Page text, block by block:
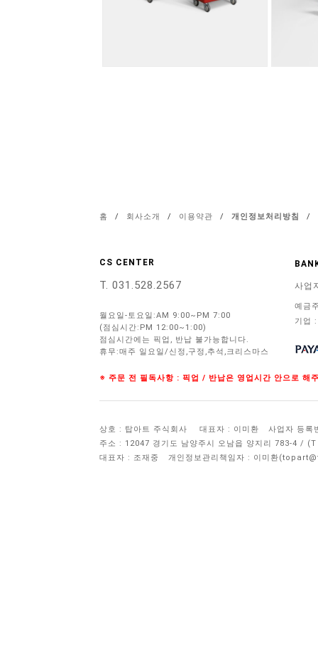
홈 / 회사소개 / 이용약관 / 개인정보처리방침 /
CS CENTER
T. 031.528.2567
월요일-토요일:AM 9:00~PM 7:00
(점심시간:PM 12:00~1:00)
점심시간에는 픽업, 반납 불가능합니다.
휴무:매주 일요일/신정,구정,추석,크리스마스
사업
예금
기업
※ 주문 전 필독사항 : 픽업 / 반납은 영업시간 안으로 해
상호 : 탑아트 주식회사 대표자 : 이미환
사업자 등록
주소 : 12047 경기도 남양주시 오남읍 양지리 783-4 /
대표자 : 조재중
개인정보관리책임자 : 이미환